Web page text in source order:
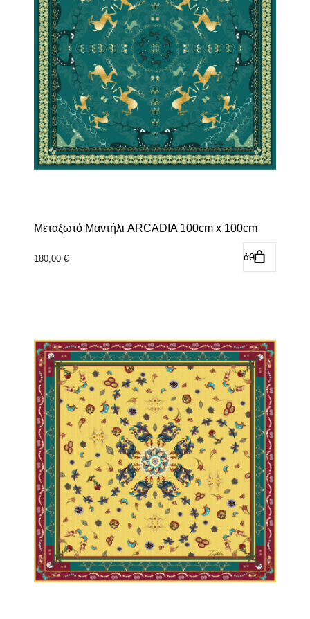
Μεταξωτό Μαντήλι ARCADIA 100cm x 100cm
180,00 € Προσθήκη στο καλάθι